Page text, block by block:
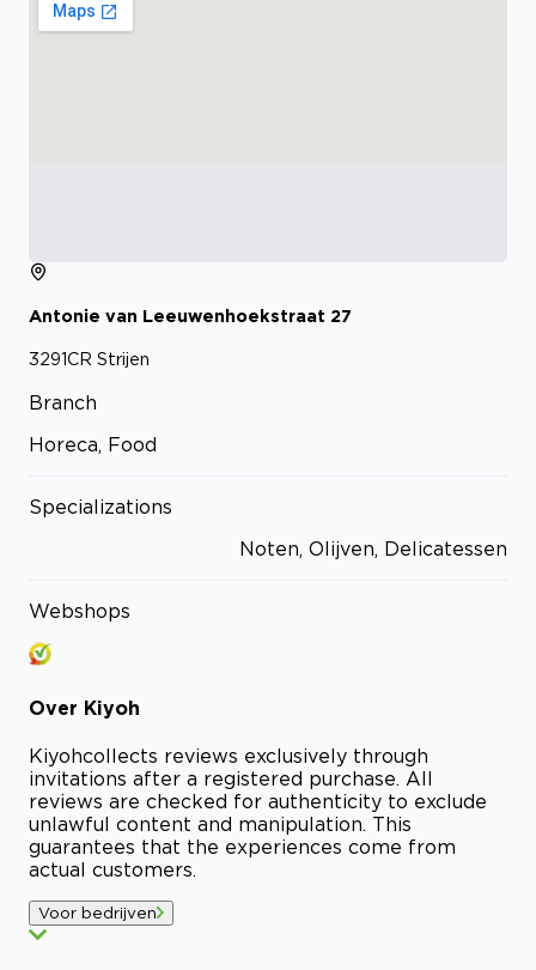
Antonie van Leeuwenhoekstraat 27
3291CR Strijen
Branch
Horeca, Food
Specializations
Noten, Olijven, Delicatessen
Webshops
Over Kiyoh
Kiyohcollects reviews exclusively through
invitations after a registered purchase. All
reviews are checked for authenticity to exclude
unlawful content and manipulation. This
guarantees that the experiences come from
actual customers.
Voor bedrijven